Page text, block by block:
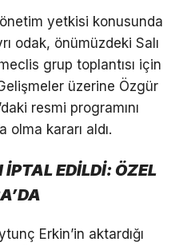
yetkisi konusunda
odak, önümüzdeki Salı
grup toplantısı için
Gelişmeler üzerine Özgür
resmi programını
olma kararı aldı.
EDİLDİ: ÖZEL
Erkin’in aktardığı